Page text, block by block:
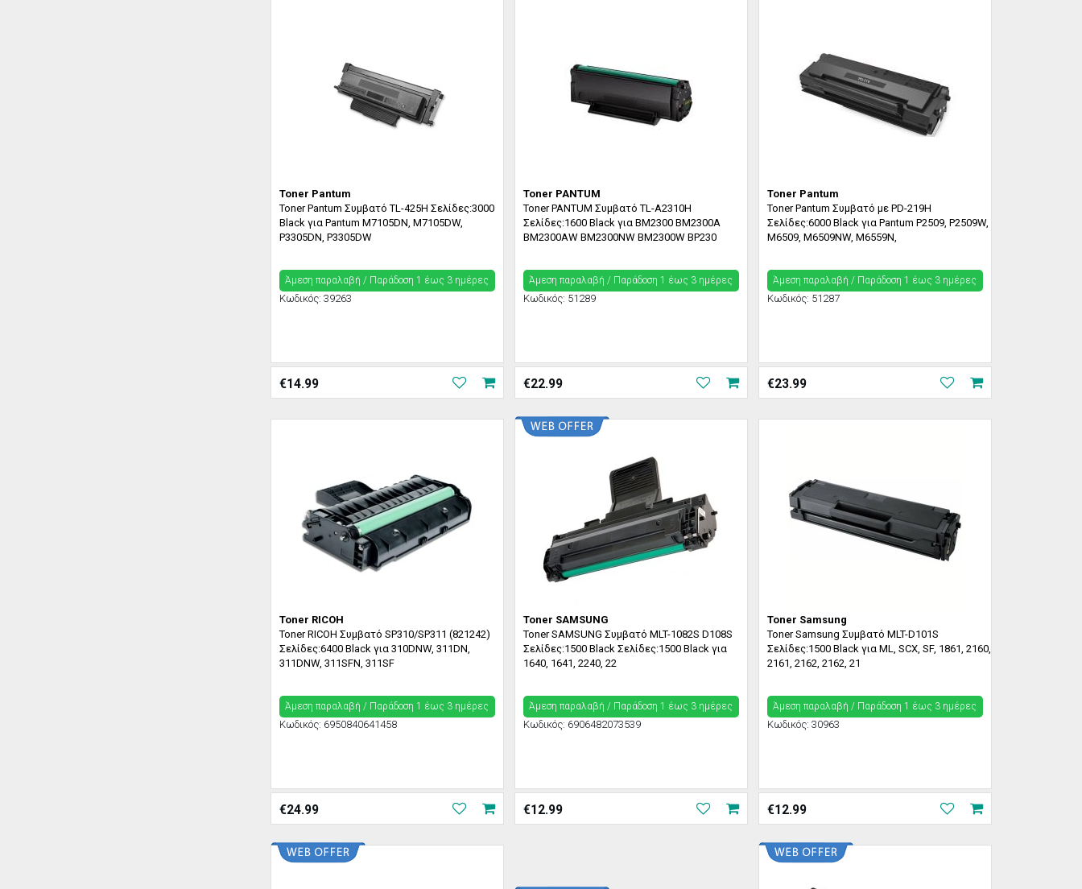
Toner Pantum
Toner Pantum Συμβατό TL-425H Σελίδες:3000
Black για Pantum M7105DN, M7105DW,
P3305DN, P3305DW
Άμεση παραλαβή / Παράδoση 1 έως 3 ημέρες
Κωδικός: 39263
€14.99
Toner PANTUM
Toner PANTUM Συμβατό TL-A2310H
Σελίδες:1600 Black για BM2300 BM2300A
BM2300AW BM2300NW BM2300W BP230
Άμεση παραλαβή / Παράδoση 1 έως 3 ημέρες
Κωδικός: 51289
€22.99
Toner Pantum
Toner Pantum Συμβατό με PD-219H
Σελίδες:6000 Black για Pantum P2509, P2509W,
M6509, M6509NW, M6559N,
Άμεση παραλαβή / Παράδoση 1 έως 3 ημέρες
Κωδικός: 51287
€23.99
Toner RICOH
Toner RICOH Συμβατό SP310/SP311 (821242)
Σελίδες:6400 Black για 310DNW, 311DN,
311DNW, 311SFN, 311SF
Άμεση παραλαβή / Παράδoση 1 έως 3 ημέρες
Κωδικός: 6950840641458
€24.99
Toner SAMSUNG
Toner SAMSUNG Συμβατό MLT-1082S D108S
Σελίδες:1500 Black Σελίδες:1500 Black για
1640, 1641, 2240, 22
Άμεση παραλαβή / Παράδoση 1 έως 3 ημέρες
Κωδικός: 6906482073539
€12.99
Toner Samsung
Toner Samsung Συμβατό MLT-D101S
Σελίδες:1500 Black για ML, SCX, SF, 1861, 2160,
2161, 2162, 2162, 21
Άμεση παραλαβή / Παράδoση 1 έως 3 ημέρες
Κωδικός: 30963
€12.99